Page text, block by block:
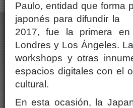
Paulo, entidad que forma
japonés para difundir la
2017, fue la primera
Londres y Los Ángeles.
workshops y otras
espacios digitales con el
cultural.
En esta ocasión, la